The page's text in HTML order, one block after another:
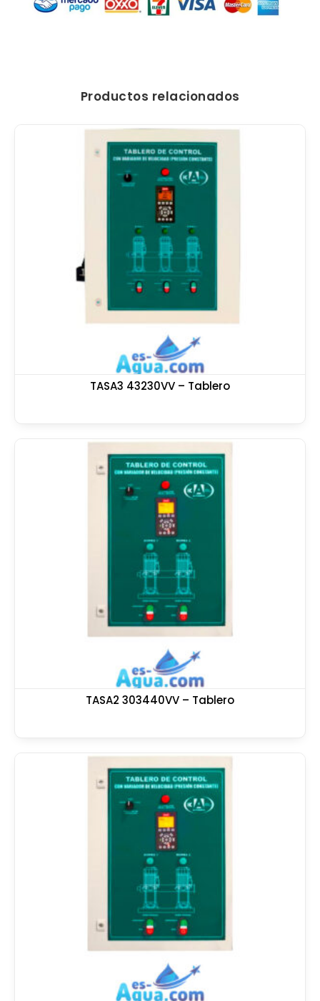
Productos relacionados
TASA3 43230VV – Tablero
TASA2 303440VV – Tablero